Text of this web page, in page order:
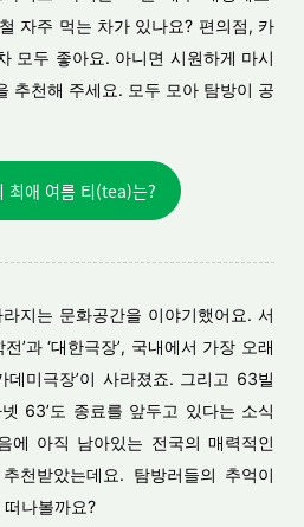
자주 먹는 차가 있나요? 편의점, 카
모두 좋아요. 아니면 시원하게 마시
추천해 주세요. 모두 모아 탐방이 공
애 여름 티(tea)는?
지는 문화공간을 이야기했어요. 서
’과 ‘대한극장’, 국내에서 가장 오래
데미극장’이 사라졌죠. 그리고 63빌
63’도 종료를 앞두고 있다는 소식
에 아직 남아있는 전국의 매력적인
천받았는데요. 탐방러들의 추억이
나볼까요?